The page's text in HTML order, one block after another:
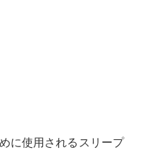
に使用されるスリープ